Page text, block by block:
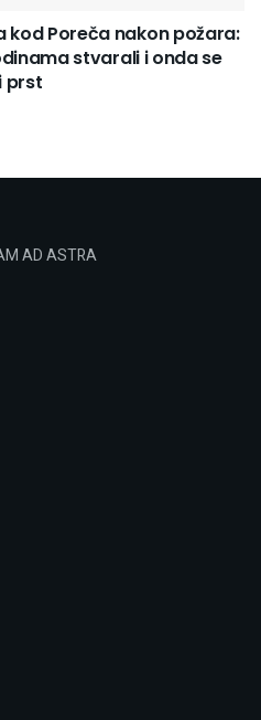
kod Poreča nakon požara:
stvarali i onda se
prst
AD ASTRA